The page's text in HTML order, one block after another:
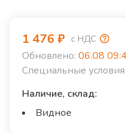
1 476 ₽ с НДС
Обновлено: 06.08
Специальные
Наличие, склад:
Видное